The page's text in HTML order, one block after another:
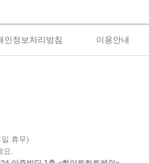
인정보처리방침 이용안내
휴무)
.